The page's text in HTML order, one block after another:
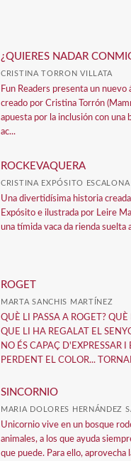
¿QUIERES NADAR
CRISTINA TORRON VILLATA
Fun Readers presenta un nuevo
creado por Cristina Torrón
apuesta por la inclusión con una
ac...
ROCKEVAQUERA
CRISTINA EXPÓSITO ESCALONA
Una divertidísima historia
Expósito e ilustrada por Leire
una tímida vaca da rienda suelta
ROGET
MARTA SANCHIS MARTÍNEZ
QUÈ LI PASSA A ROGET? QUÈ
QUE LI HA REGALAT EL
NO ÉS CAPAÇ D'EXPRESSAR I
PERDENT EL COLOR...
SINCORNIO
MARIA DOLORES HERNÁNDEZ
Unicornio vive en un bosque
animales, a los que ayuda
que puede. Para ello, aprovecha